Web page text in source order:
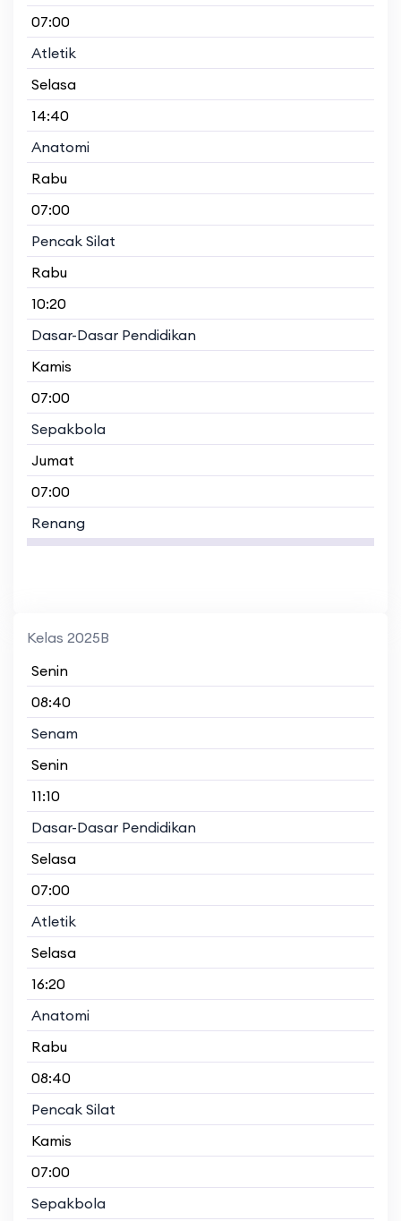
07:00
Atletik
Selasa
14:40
Anatomi
Rabu
07:00
Pencak Silat
Rabu
10:20
Dasar-Dasar Pendidikan
Kamis
07:00
Sepakbola
Jumat
07:00
Renang
Kelas 2025B
Senin
08:40
Senam
Senin
11:10
Dasar-Dasar Pendidikan
Selasa
07:00
Atletik
Selasa
16:20
Anatomi
Rabu
08:40
Pencak Silat
Kamis
07:00
Sepakbola